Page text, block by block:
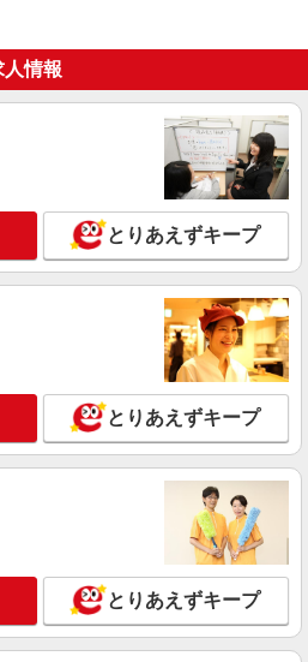
情報
とりあえずキープ
とりあえずキープ
とりあえずキープ